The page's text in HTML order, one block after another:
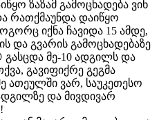
ზაზამ გამოცხადება ვინ
რათქმაუნდა დაიწყო
იქნა ჩავიდა 15 ამდე,
და გვარის გამოცხადებაზე
გასცდა მე-10 ადგილს და
გავიფიქრე გეგმა
ათეულში ვარ, საუკეთესო
და მივდივარ